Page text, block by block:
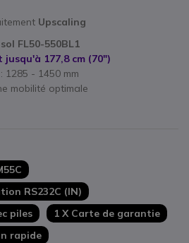
Upscaling
FL50-550BL1
177,8 cm (70")
1285 - 1450 mm
mobilité optimale
RS232C (IN)
piles
1 X Carte de garantie
rapide